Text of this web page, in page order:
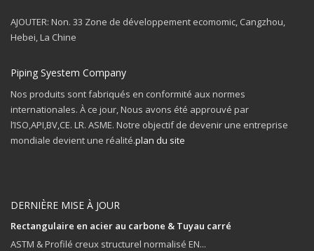
AJOUTER: Non. 33 Zone de développement ecomomic, Cangzhou,
Hebei, La Chine
Piping Syestem Company
Nos produits sont fabriqués en conformité aux normes
internationales. À ce jour, Nous avons été approuvé par
l’ISO,API,BV,CE. LR. ASME. Notre objectif de devenir une entreprise
mondiale devient une réalité.plan du site
DERNIÈRE MISE À JOUR
Rectangulaire en acier au carbone & Tuyau carré
ASTM & Profilé creux structurel normalisé EN...